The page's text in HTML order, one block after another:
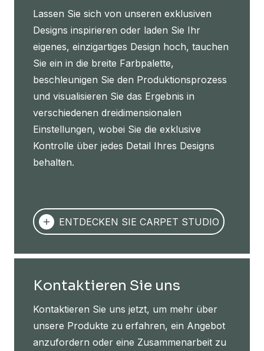
Lassen Sie sich von unseren exklusiven
Designs inspirieren oder laden Sie Ihr
eigenes, einzigartiges Design hoch, tauchen
Sie ein in die breite Farbpalette,
beschleunigen Sie den Produktionsprozess
und visualisieren Sie das Ergebnis in
verschiedenen dreidimensionalen
Einstellungen, wobei Sie die exklusive
Kontrolle über jedes Detail Ihres Designs
behalten.
ENTDECKEN SIE CARPET STUDIO
Kontaktieren Sie uns
Kontaktieren Sie uns jetzt, um mehr über
unsere Produkte zu erfahren, ein Angebot
anzufordern oder eine Zusammenarbeit zu